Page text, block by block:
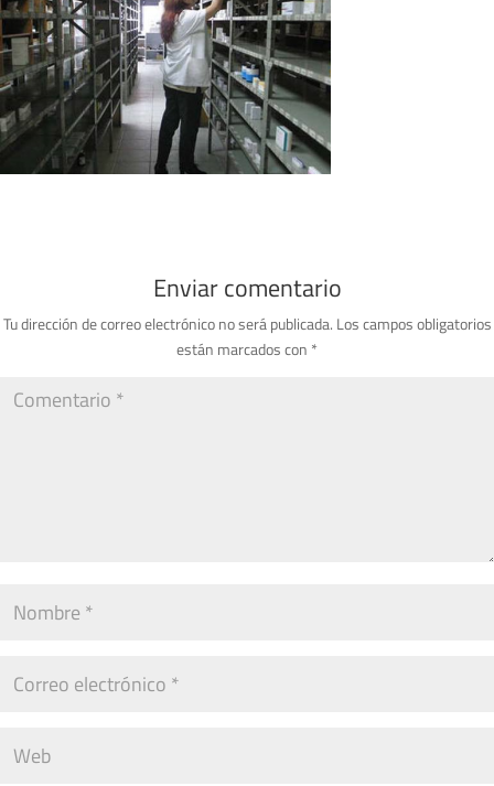
Enviar comentario
Tu dirección de correo electrónico no será publicada. Los campos obligatorios
están marcados con *